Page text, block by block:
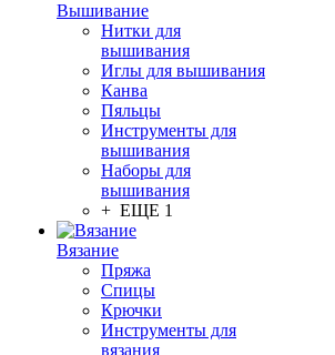
Вышивание
Нитки для
вышивания
Иглы для вышивания
Канва
Пяльцы
Инструменты для
вышивания
Наборы для
вышивания
+ ЕЩЕ 1
Вязание
Пряжа
Спицы
Крючки
Инструменты для
вязания